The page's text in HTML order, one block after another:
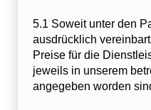
5.1 Soweit unter den
ausdrücklich
Preise für die
jeweils in unserem
angegeben worden